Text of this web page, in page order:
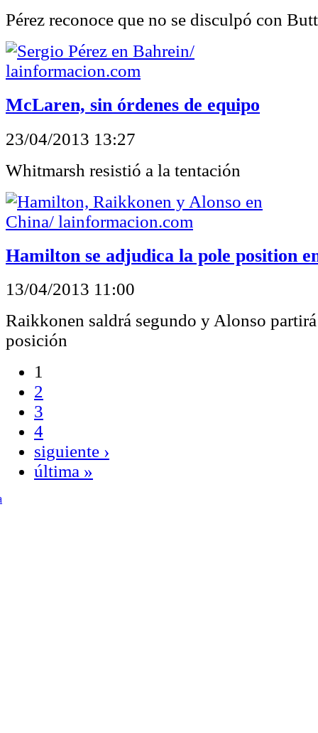
Pérez reconoce que no se disculpó con
McLaren, sin órdenes de equipo
23/04/2013 13:27
Whitmarsh resistió a la tentación
Hamilton se adjudica la pole position
13/04/2013 11:00
Raikkonen saldrá segundo y Alonso partirá
posición
1
2
3
4
siguiente ›
última »